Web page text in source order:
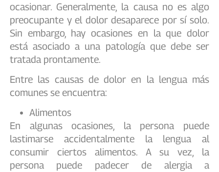
ocasionar. Generalmente, la causa no es algo
preocupante y el dolor desaparece por sí solo.
Sin embargo, hay ocasiones en la que dolor
está asociado a una patología que debe ser
tratada prontamente.
Entre las causas de dolor en la lengua más
comunes se encuentra:
Alimentos
En algunas ocasiones, la persona puede
lastimarse accidentalmente la lengua al
consumir ciertos alimentos. A su vez, la
persona puede padecer de alergia a